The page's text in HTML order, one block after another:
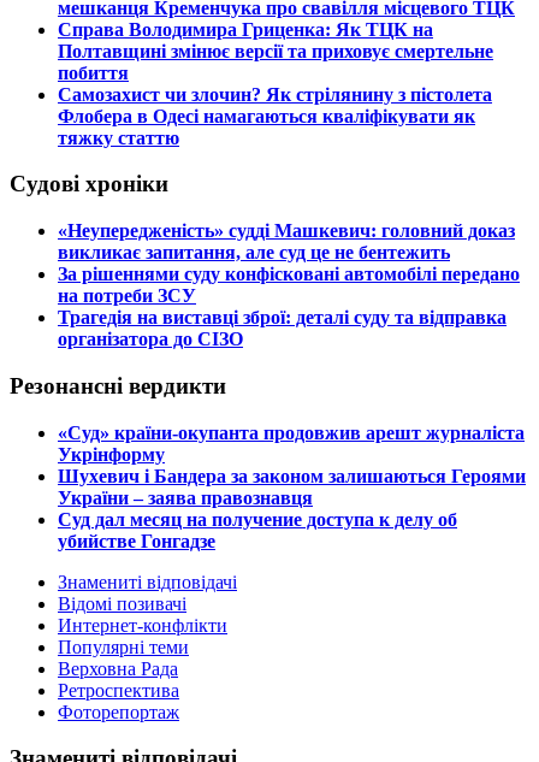
мешканця Кременчука про свавілля місцевого ТЦК
​Справа Володимира Гриценка: Як ТЦК на
Полтавщині змінює версії та приховує смертельне
побиття
​Самозахист чи злочин? Як стрілянину з пістолета
Флобера в Одесі намагаються кваліфікувати як
тяжку статтю
Судові хроніки
​«Неупередженість» судді Машкевич: головний доказ
викликає запитання, але суд це не бентежить
​За рішеннями суду конфісковані автомобілі передано
на потреби ЗСУ
​Трагедія на виставці зброї: деталі суду та відправка
організатора до СІЗО
Резонансні вердикти
​«Суд» країни-окупанта продовжив арешт журналіста
Укрінформу
Шухевич і Бандера за законом залишаються Героями
України – заява правознавця
Суд дал месяц на получение доступа к делу об
убийстве Гонгадзе
Знамениті відповідачі
Відомі позивачі
Интернет-конфлікти
Популярні теми
Верховна Рада
Ретроспектива
Фоторепортаж